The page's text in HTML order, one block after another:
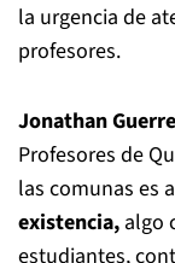
la urgencia de
profesores.
Jonathan
Profesores de
las comunas es
existencia, algo
estudiantes,